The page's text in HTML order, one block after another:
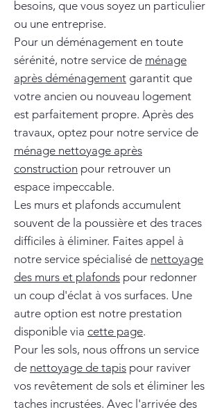
besoins, que vous soyez un particulier
ou une entreprise.
Pour un déménagement en toute
sérénité, notre service de ménage
après déménagement garantit que
votre ancien ou nouveau logement
est parfaitement propre. Après des
travaux, optez pour notre service de
ménage nettoyage après
construction pour retrouver un
espace impeccable.
Les murs et plafonds accumulent
souvent de la poussière et des traces
difficiles à éliminer. Faites appel à
notre service spécialisé de nettoyage
des murs et plafonds pour redonner
un coup d'éclat à vos surfaces. Une
autre option est notre prestation
disponible via cette page.
Pour les sols, nous offrons un service
de nettoyage de tapis pour raviver
vos revêtement de sols et éliminer les
taches incrustées. Avec l'arrivée des